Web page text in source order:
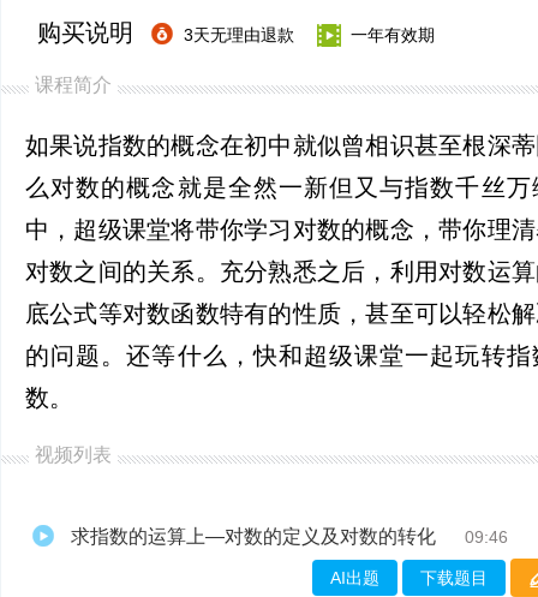
购买说明 3天无理由退款 一年有效期
课程简介
如果说指数的概念在初中就似曾相识甚至根深
么对数的概念就是全然一新但又与指数千丝万
中，超级课堂将带你学习对数的概念，带你理
对数之间的关系。充分熟悉之后，利用对数运
底公式等对数函数特有的性质，甚至可以轻松
的问题。还等什么，快和超级课堂一起玩转
数。
视频列表
求指数的运算上—对数的定义及对数的转化 09:46
AI出题 下载题目